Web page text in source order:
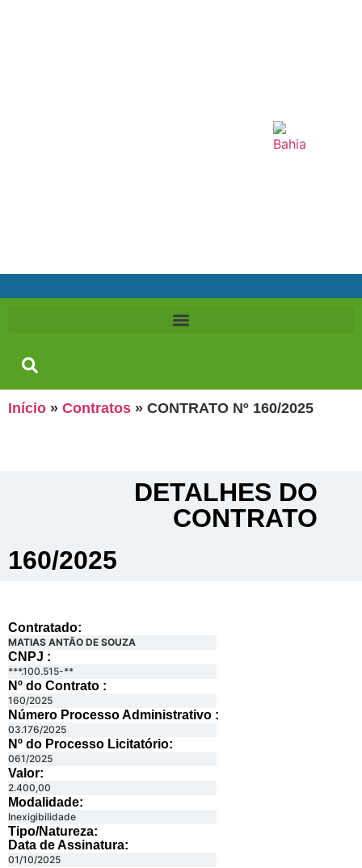
Início » Contratos » CONTRATO Nº 160/2025
DETALHES DO
CONTRATO​
160/2025
Contratado:
MATIAS ANTÃO DE SOUZA
CNPJ :
***.100.515-**
Nº do Contrato :
160/2025
Número Processo Administrativo :
03.176/2025
Nº do Processo Licitatório:
061/2025
Valor:
2.400,00
Modalidade:
Inexigibilidade
Tipo/Natureza:
Data de Assinatura:
01/10/2025